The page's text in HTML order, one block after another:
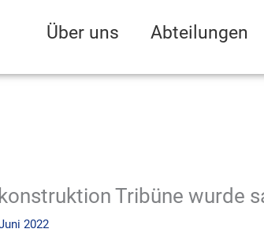
Über uns Abteilungen
Tribüne wurde
2022